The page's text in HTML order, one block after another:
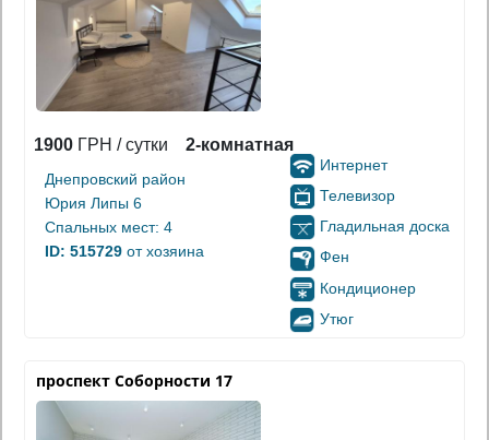
1900 ГРН / сутки 2-комнатная
Днепровский район
Юрия Липы 6
Спальных мест: 4
ID: 515729 от хозяина
Интернет
Телевизор
Гладильная доска
Фен
Кондиционер
Утюг
проспект Соборности 17